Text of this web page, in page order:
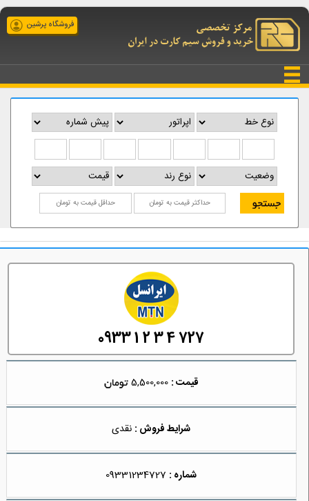
فروشگاه پرشین
0933 1 2 3 4 727
قیمت : 5,500,000
شرایط فروش : نقدی
شماره : 09331234727